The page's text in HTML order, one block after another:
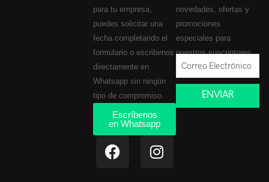
para tu empresa,
puedes solicitar una
fecha completando el
formulario o escribirnos
directamente en
Whatsapp sin ningún
tipo de compromiso.
Escríbenos
en Whatsapp
novedades, ofertas y
promociones
especiales para
nuestros suscriptores.
ENVIAR